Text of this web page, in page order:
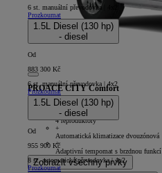
PROACE CITY Comfort
5D - Panel Van Long
+
4 reproduktory
+
Automatická klimatizace dvouzónová
+
Adaptivní tempomat s brzdnou funkcí
Zobrazit všechny prvky
6 st. manuální převodovka | 4x2
Prozkoumat
1.5L Diesel (130 hp)
- diesel
Od
883 300 Kč
6 st. manuální převodovka | 4x2
Prozkoumat
1.5L Diesel (130 hp)
- diesel
Od
955 900 Kč
8 st. automatická převodovka | 4x2
Prozkoumat